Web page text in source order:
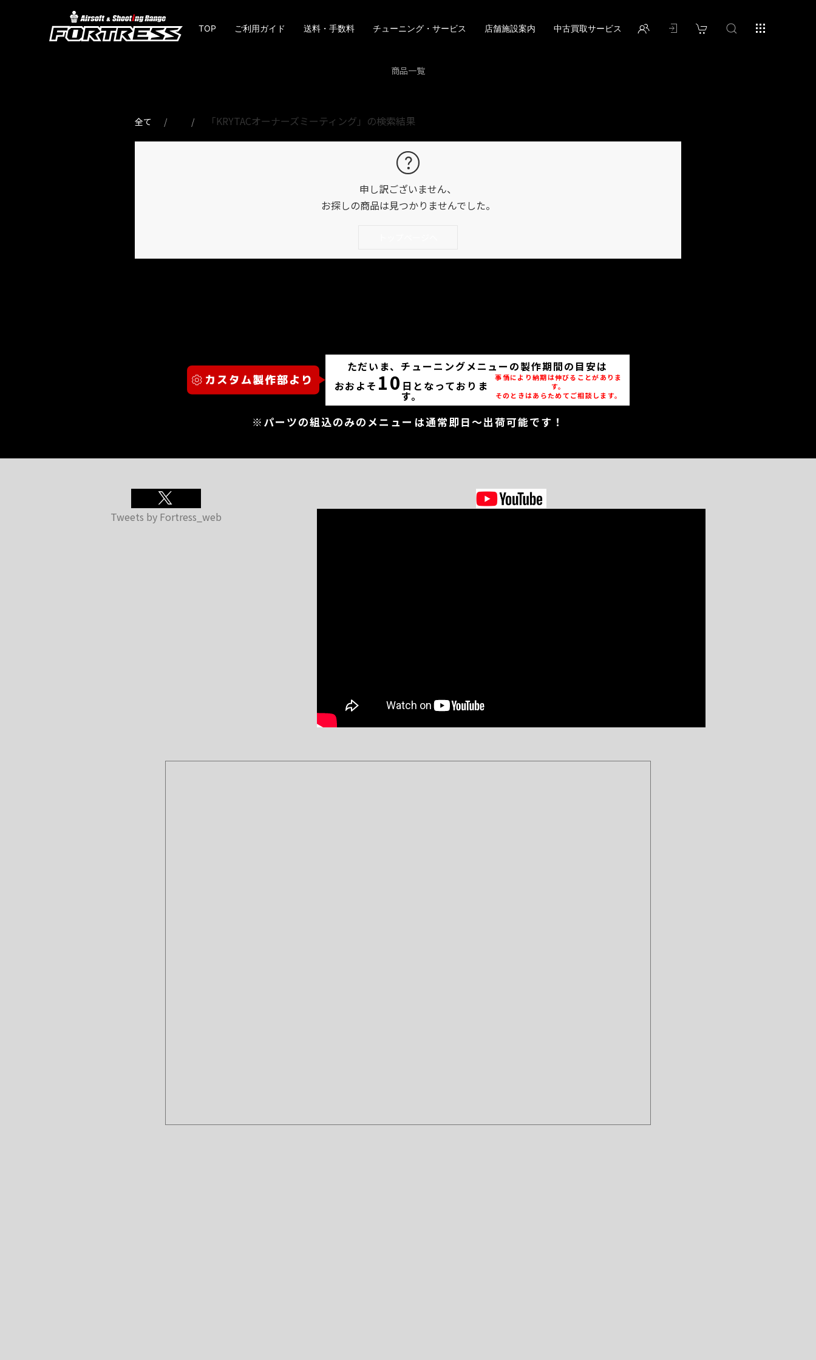
TOP ご利用ガイド 送料・手数料 チューニング・サービス 店舗施設案内 中古買取サービス
商品一覧
全て 「KRYTACオーナーズミーティング」の検索結果
申し訳ございません、
お探しの商品は見つかりませんでした。
ただいま、チューニングメニューの製作期間の目安は
おおよそ 10 日となっておりま
す。
事情により納期は伸びることがありま
す。
そのときはあらためてご相談します。
※パーツの組込のみのメニューは通常即日～出荷可能です！
Tweets by Fortress_web